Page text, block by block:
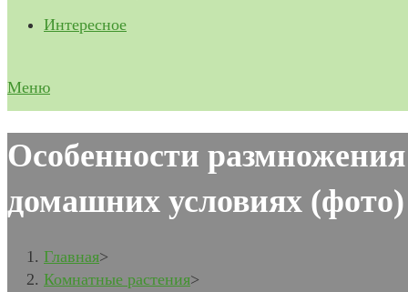
Интересное
Меню
Особенности
домашних условиях (фото)
Главная>
Комнатные растения>